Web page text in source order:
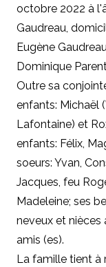
octobre 2022 à
Gaudreau,
Eugène
Dominique
Outre sa
enfants: Michaël
Lafontaine) et
enfants: Félix,
soeurs: Yvan,
Jacques, feu
Madeleine; ses
neveux et nièces
amis (es).
La famille tient à